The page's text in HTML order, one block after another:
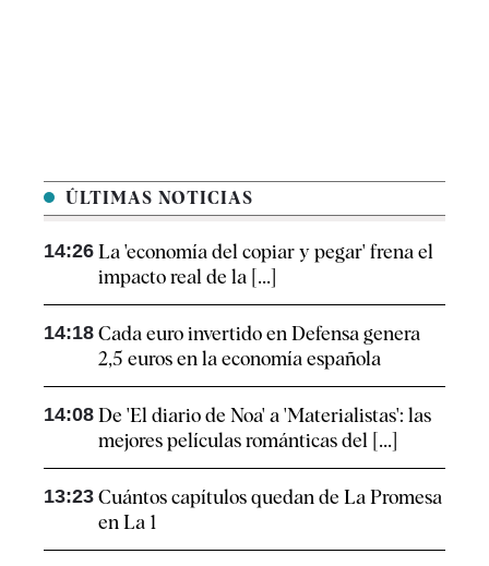
ÚLTIMAS NOTICIAS
14:26 La 'economía del copiar y pegar' frena el
impacto real de la [...]
14:18 Cada euro invertido en Defensa genera
2,5 euros en la economía española
14:08 De 'El diario de Noa' a 'Materialistas': las
mejores películas románticas del [...]
13:23 Cuántos capítulos quedan de La Promesa
en La 1